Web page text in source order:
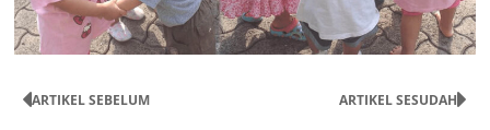
ARTIKEL SEBELUM ARTIKEL SESUDAH